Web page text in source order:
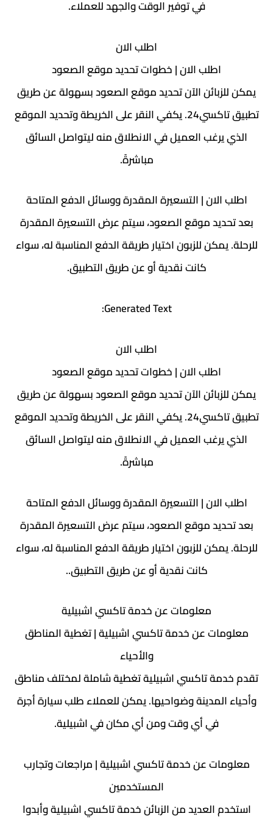
في توفير الوقت والجهد للعملاء.
اطلب الان
اطلب الان | خطوات تحديد موقع الصعود
يمكن للزبائن الآن تحديد موقع الصعود بسهولة عن طريق
تطبيق تاكسي24. يكفي النقر على الخريطة وتحديد الموقع
الذي يرغب العميل في الانطلاق منه ليتواصل السائق
مباشرةً.
اطلب الان | التسعيرة المقدرة ووسائل الدفع المتاحة
بعد تحديد موقع الصعود، سيتم عرض التسعيرة المقدرة
للرحلة. يمكن للزبون اختيار طريقة الدفع المناسبة له، سواء
كانت نقدية أو عن طريق التطبيق.
Generated Text:
اطلب الان
اطلب الان | خطوات تحديد موقع الصعود
يمكن للزبائن الآن تحديد موقع الصعود بسهولة عن طريق
تطبيق تاكسي24. يكفي النقر على الخريطة وتحديد الموقع
الذي يرغب العميل في الانطلاق منه ليتواصل السائق
مباشرةً.
اطلب الان | التسعيرة المقدرة ووسائل الدفع المتاحة
بعد تحديد موقع الصعود، سيتم عرض التسعيرة المقدرة
للرحلة. يمكن للزبون اختيار طريقة الدفع المناسبة له، سواء
كانت نقدية أو عن طريق التطبيق..
معلومات عن خدمة تاكسي اشبيلية
معلومات عن خدمة تاكسي اشبيلية | تغطية المناطق
والأحياء
تقدم خدمة تاكسي اشبيلية تغطية شاملة لمختلف مناطق
وأحياء المدينة وضواحيها. يمكن للعملاء طلب سيارة أجرة
في أي وقت ومن أي مكان في اشبيلية.
معلومات عن خدمة تاكسي اشبيلية | مراجعات وتجارب
المستخدمين
استخدم العديد من الزبائن خدمة تاكسي اشبيلية وأبدوا